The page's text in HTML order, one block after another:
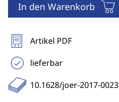
In den Warenkorb
Artikel PDF
lieferbar
10.1628/joer-2017-0023